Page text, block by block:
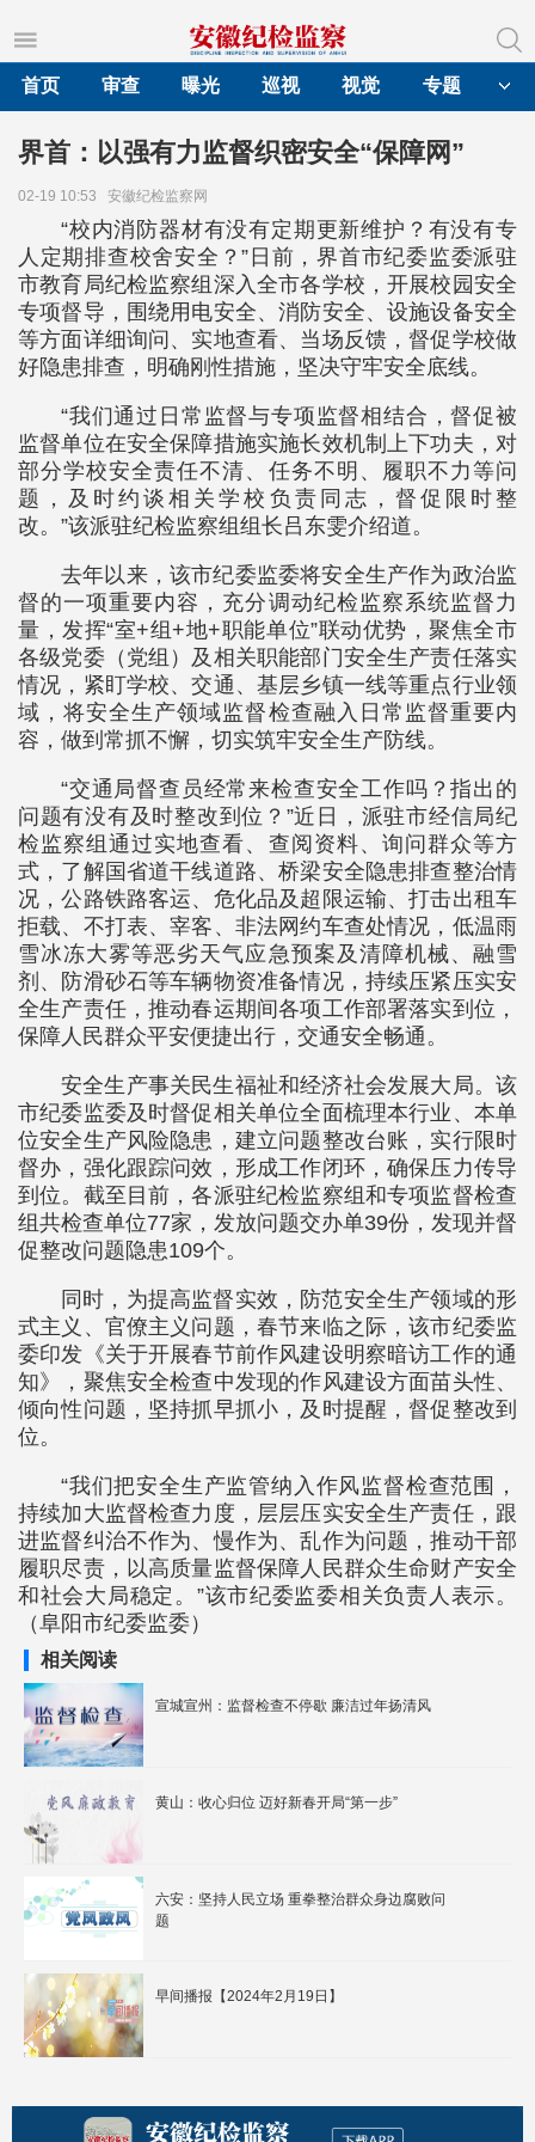
首页
审查 曝光 巡视 视觉 专题
界首：以强有力监督织密安全“保障网”
02-19 10:53 安徽纪检监察网
“校内消防器材有没有定期更新维护？有没有专
人定期排查校舍安全？”日前，界首市纪委监委派驻
市教育局纪检监察组深入全市各学校，开展校园安全
专项督导，围绕用电安全、消防安全、设施设备安全
等方面详细询问、实地查看、当场反馈，督促学校做
好隐患排查，明确刚性措施，坚决守牢安全底线。
“我们通过日常监督与专项监督相结合，督促被
监督单位在安全保障措施实施长效机制上下功夫，对
部分学校安全责任不清、任务不明、履职不力等问
题，及时约谈相关学校负责同志，督促限时整
改。”该派驻纪检监察组组长吕东雯介绍道。
去年以来，该市纪委监委将安全生产作为政治监
督的一项重要内容，充分调动纪检监察系统监督力
量，发挥“室+组+地+职能单位”联动优势，聚焦全市
各级党委（党组）及相关职能部门安全生产责任落实
情况，紧盯学校、交通、基层乡镇一线等重点行业领
域，将安全生产领域监督检查融入日常监督重要内
容，做到常抓不懈，切实筑牢安全生产防线。
“交通局督查员经常来检查安全工作吗？指出的
问题有没有及时整改到位？”近日，派驻市经信局纪
检监察组通过实地查看、查阅资料、询问群众等方
式，了解国省道干线道路、桥梁安全隐患排查整治情
况，公路铁路客运、危化品及超限运输、打击出租车
拒载、不打表、宰客、非法网约车查处情况，低温雨
雪冰冻大雾等恶劣天气应急预案及清障机械、融雪
剂、防滑砂石等车辆物资准备情况，持续压紧压实安
全生产责任，推动春运期间各项工作部署落实到位，
保障人民群众平安便捷出行，交通安全畅通。
安全生产事关民生福祉和经济社会发展大局。该
市纪委监委及时督促相关单位全面梳理本行业、本单
位安全生产风险隐患，建立问题整改台账，实行限时
督办，强化跟踪问效，形成工作闭环，确保压力传导
到位。截至目前，各派驻纪检监察组和专项监督检查
组共检查单位77家，发放问题交办单39份，发现并督
促整改问题隐患109个。
同时，为提高监督实效，防范安全生产领域的形
式主义、官僚主义问题，春节来临之际，该市纪委监
委印发《关于开展春节前作风建设明察暗访工作的通
知》，聚焦安全检查中发现的作风建设方面苗头性、
倾向性问题，坚持抓早抓小，及时提醒，督促整改到
位。
“我们把安全生产监管纳入作风监督检查范围，
持续加大监督检查力度，层层压实安全生产责任，跟
进监督纠治不作为、慢作为、乱作为问题，推动干部
履职尽责，以高质量监督保障人民群众生命财产安全
和社会大局稳定。”该市纪委监委相关负责人表示。
（阜阳市纪委监委）
相关阅读
宣城宣州：监督检查不停歇 廉洁过年扬清风
黄山：收心归位 迈好新春开局“第一步”
六安：坚持人民立场 重拳整治群众身边腐败问
题
早间播报【2024年2月19日】